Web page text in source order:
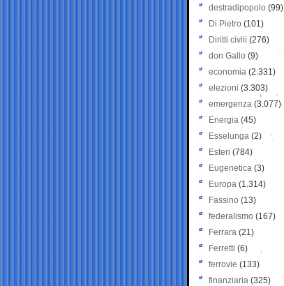
destradipopolo (99)
Di Pietro (101)
Diritti civili (276)
don Gallo (9)
economia (2.331)
elezioni (3.303)
emergenza (3.077)
Energia (45)
Esselunga (2)
Esteri (784)
Eugenetica (3)
Europa (1.314)
Fassino (13)
federalismo (167)
Ferrara (21)
Ferretti (6)
ferrovie (133)
finanziaria (325)